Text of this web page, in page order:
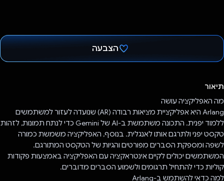
הצבעה
תיאור
מה האפליקציה עושה
Arlang היא אפליקציית מציאות רבודה (AR) שנועדה לעזור למשתמשים
ללמוד יפנית. התכונה משתמשת ב-AI של Gemini כדי לנתח תמונות, לזהות
טקסט יפני ולתרגם אותו לאנגלית. בנוסף, האפליקציה משמשת כמורה
לשפה ומספקת הסברים מפורטים והגיות של הטקסט המתורגם.
המשתמשים יכולים לקיים אינטראקציה עם האפליקציה באמצעות פקודות
קוליות כדי להתחיל תרגומים ולשמוע הסברים מדוברים.
למה כדאי להשתמש ב-Arlang